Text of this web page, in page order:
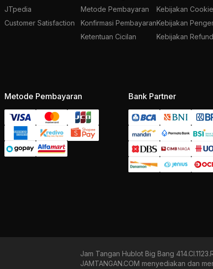
JTpedia
Customer Satisfaction
Metode Pembayaran
Konfirmasi Pembayaran
Ketentuan Cicilan
Kebijakan Cookie
Kebijakan
Kebijakan Refund
Metode Pembayaran Bank Partner
Jam Tangan Hublot Big Bang
JAMTANGAN.COM menyediakan dan